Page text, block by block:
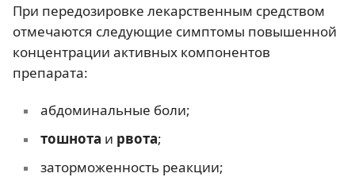
При передозировке лекарственным средством
отмечаются следующие симптомы повышенной
концентрации активных компонентов
препарата:
абдоминальные боли;
тошнота и рвота;
заторможенность реакции;